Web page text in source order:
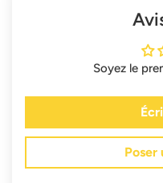
Soyez le
Poser